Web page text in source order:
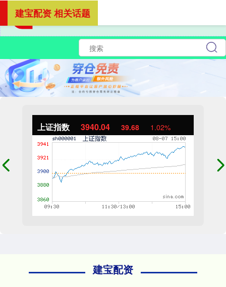
上证指数 3940.04 39.68 1.02%
建宝配资
建宝配资 相关话题